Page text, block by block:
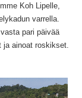
Koh Lipelle,
varrella.
pari päivää
ainoat roskikset.